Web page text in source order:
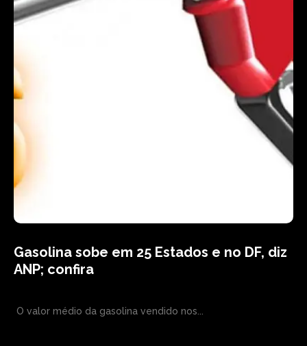
Gasolina sobe em 25 Estados e no DF, diz
ANP; confira
O valor médio da gasolina vendido nos...